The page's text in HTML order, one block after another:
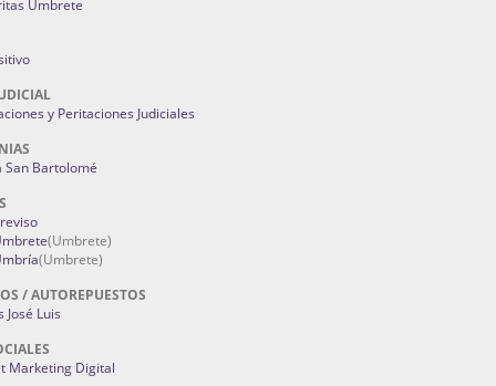
Umbrete
y Peritaciones Judiciales
San Bartolomé
(Umbrete)
(Umbrete)
/ AUTOREPUESTOS
José Luis
Marketing Digital